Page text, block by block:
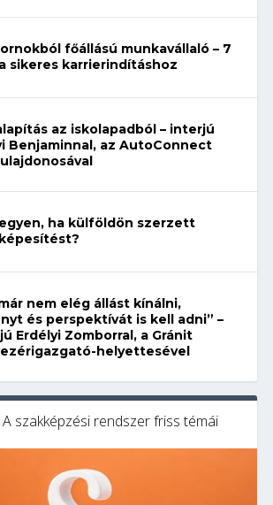
főállású munkavállaló – 7
sikeres karrierindításhoz
az iskolapadból – interjú
Benjaminnal, az AutoConnect
ha külföldön szerzett
nem elég állást kínálni,
és perspektívát is kell adni” –
Erdélyi Zomborral, a Gránit
helyettesével
A szakképzési rendszer friss témái